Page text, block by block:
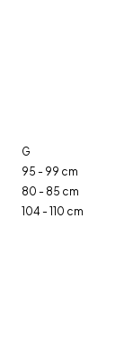
G
95 - 99 cm
80 - 85 cm
104 - 110 cm